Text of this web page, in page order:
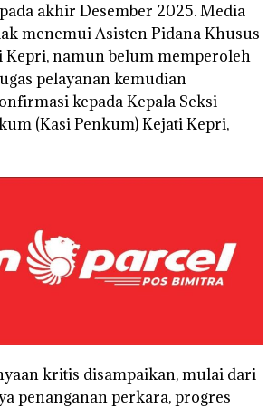
akhir Desember 2025. Media
menemui Asisten Pidana Khusus
Kepri, namun belum memperoleh
pelayanan kemudian
kepada Kepala Seksi
(Kasi Penkum) Kejati Kepri,
kritis disampaikan, mulai dari
penanganan perkara, progres